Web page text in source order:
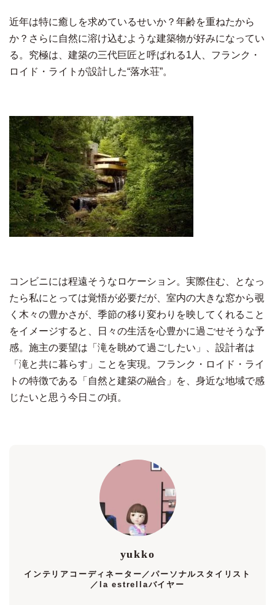
近年は特に癒しを求めているせいか？年齢を重ねたから
か？さらに自然に溶け込むような建築物が好みになってい
る。究極は、建築の三代巨匠と呼ばれる1人、フランク・
ロイド・ライトが設計した“落水荘”。
コンビニには程遠そうなロケーション。実際住む、となっ
たら私にとっては覚悟が必要だが、室内の大きな窓から覗
く木々の豊かさが、季節の移り変わりを映してくれること
をイメージすると、日々の生活を心豊かに過ごせそうな予
感。施主の要望は「滝を眺めて過ごしたい」、設計者は
「滝と共に暮らす」ことを実現。フランク・ロイド・ライ
トの特徴である「自然と建築の融合」を、身近な地域で感
じたいと思う今日この頃。
yukko
インテリアコーディネーター／パーソナルスタイリスト
／la estrellaバイヤー